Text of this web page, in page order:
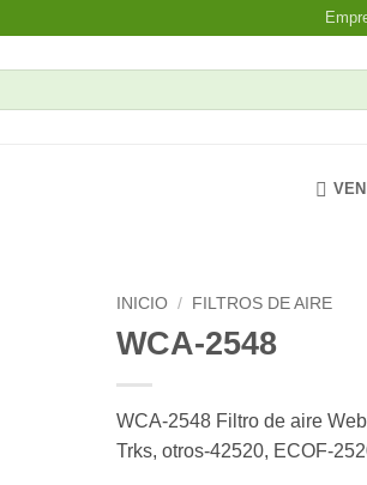
INICIO / FILTROS DE AIRE
WCA-2548
WCA-2548 Filtro de aire
Trks, otros-42520, ECOF-